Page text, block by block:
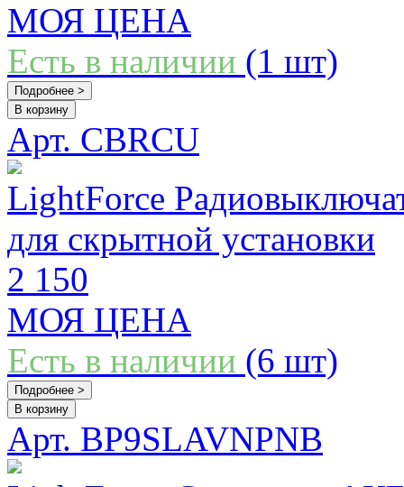
МОЯ ЦЕНА
Есть в наличии (1 шт)
Подробнее >
В корзину
Арт. CBRCU
LightForce
для скрытной установки
2 150
МОЯ ЦЕНА
Есть в наличии (6 шт)
Подробнее >
В корзину
Арт. BP9SLAVNPNB